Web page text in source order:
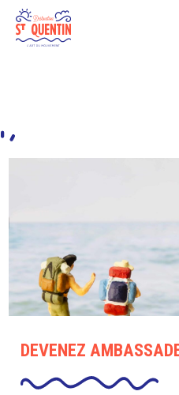
DEVENEZ
Panneau de gestion des cookies